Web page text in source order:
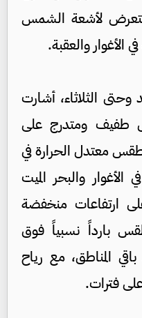
لأشعة الشمس
الأغوار والعقبة.
وحتى الثلاثاء، أشارت
طفيف ومتدرج على
معتدل الحرارة في
الأغوار والبحر الميت
ارتفاعات منخفضة
بارداً نسبياً فوق
المناطق، مع رياح
فترات.